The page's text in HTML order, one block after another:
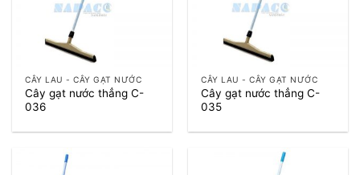
CÂY LAU - CÂY GẠT NƯỚC
Cây gạt nước thẳng C-
036
CÂY LAU - CÂY GẠT NƯỚC
Cây gạt nước thẳng C-
035